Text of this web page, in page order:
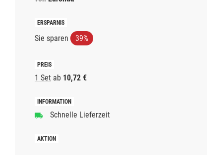
Sie sparen 39%
1 Set ab 10,72 €
Schnelle Lieferzeit